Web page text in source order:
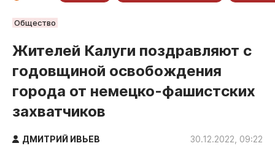
РУБРИКИ
Обнинск
Новости компаний
Статьи
Народные новости
Авто и транспорт
Благоустройство
Общество
Жителей Калуги поздравляют с
годовщиной освобождения
города от немецко-фашистских
захватчиков
ДМИТРИЙ ИВЬЕВ 30.12.2022, 09:22